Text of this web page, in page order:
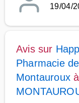
19/04/
Avis sur
Pharmacie de
Montauroux à